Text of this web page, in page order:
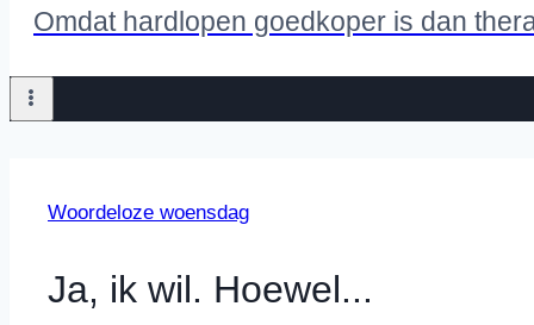
Omdat hardlopen goedkoper is dan
Woordeloze woensdag
Ja, ik wil. Hoewel...